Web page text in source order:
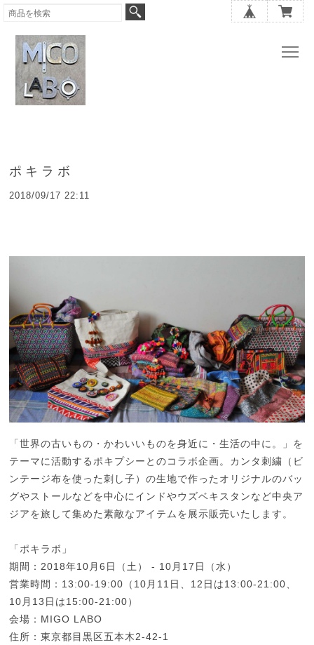
ポキラボ
2018/09/17 22:11
「世界の古いもの・かわいいものを身近に・生活の中に。」を
テーマに活動するポキプシーとのコラボ企画。カンタ刺繍（ビ
ンテージ布を使った刺し子）の生地で作ったオリジナルのバッ
グやストールなどを中心にインドやウズベキスタンなど中央ア
ジアを旅して集めた素敵なアイテムを展示販売いたします。
「ポキラボ」
期間：2018年10月6日（土） - 10月17日（水）
営業時間：13:00-19:00（10月11日、12日は13:00-21:00、
10月13日は15:00-21:00）
会場：MIGO LABO
住所：東京都目黒区五本木2-42-1